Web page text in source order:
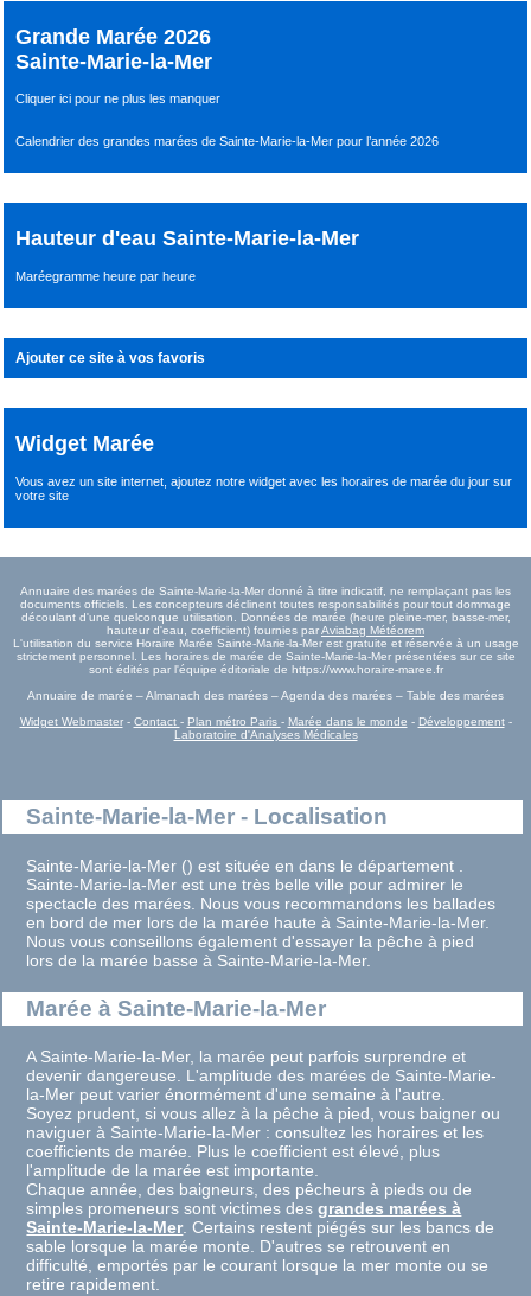
Grande Marée 2026
Sainte-Marie-la-Mer
Cliquer ici pour ne plus les manquer
Calendrier des grandes marées de Sainte-Marie-la-Mer pour l’année 2026
Hauteur d'eau Sainte-Marie-la-Mer
Maréegramme heure par heure
Ajouter ce site à vos favoris
Widget Marée
Vous avez un site internet,ajoutez notre widget avec les horaires de marée du joursur
votre site
Annuaire des marées de Sainte-Marie-la-Mer donné à titre indicatif, ne remplaçant pas les
documents officiels. Les concepteurs déclinent toutes responsabilités pour tout dommage
découlant d'une quelconque utilisation. Données de marée (heure pleine-mer, basse-mer,
hauteur d'eau, coefficient) fournies parAviabag Météorem
L'utilisation du service Horaire Marée Sainte-Marie-la-Mer est gratuite et réservée à un usage
strictement personnel. Les horaires de marée de Sainte-Marie-la-Mer présentées sur ce site
sont édités par l'équipe éditoriale de https://www.horaire-maree.fr
Annuaire de marée – Almanach des marées – Agenda des marées – Table des marées
Widget Webmaster- Contact - Plan métro Paris - Marée dans le monde - Développement-
Laboratoire d'Analyses Médicales
Sainte-Marie-la-Mer - Localisation
Sainte-Marie-la-Mer () est située en dans le département .
Sainte-Marie-la-Mer est une très belle ville pour admirer le
spectacle des marées. Nous vous recommandons les ballades
en bord de mer lors de la marée haute à Sainte-Marie-la-Mer.
Nous vous conseillons également d'essayer la pêche à pied
lors de la marée basse à Sainte-Marie-la-Mer.
Marée à Sainte-Marie-la-Mer
A Sainte-Marie-la-Mer, la marée peut parfois surprendre et
devenir dangereuse. L'amplitude des marées de Sainte-Marie-
la-Mer peut varier énormément d'une semaine à l'autre.
Soyez prudent, si vous allez à la pêche à pied, vous baigner ou
naviguer à Sainte-Marie-la-Mer : consultez les horaires et les
coefficients de marée. Plus le coefficient est élevé, plus
l'amplitude de la marée est importante.
Chaque année, des baigneurs, des pêcheurs à pieds ou de
simples promeneurs sont victimes desgrandes marées à
Sainte-Marie-la-Mer. Certains restent piégés sur les bancs de
sable lorsque la marée monte. D'autres se retrouvent en
difficulté, emportés par le courant lorsque la mer monte ou se
retire rapidement.